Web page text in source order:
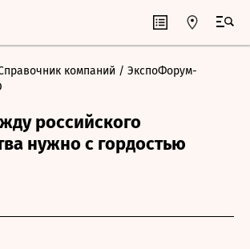
компаний / ЭкспоФорум-
российского
нужно с гордостью